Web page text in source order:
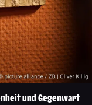
und Gegenwart